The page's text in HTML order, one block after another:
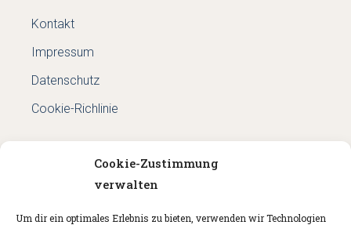
Cookie-Zustimmung
verwalten
Um dir ein optimales Erlebnis zu bieten, verwenden wir Technologien
Kontakt
Impressum
Datenschutz
Cookie-Richlinie
Am Burggraben 10, 65760 Eschborn